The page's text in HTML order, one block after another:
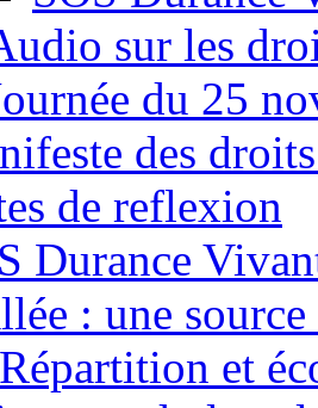
sur les
du 25
des
de reflexion
Durance
: une
et